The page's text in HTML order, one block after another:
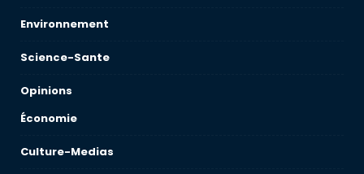
Environnement
Science-Sante
Opinions
Économie
Culture-Medias